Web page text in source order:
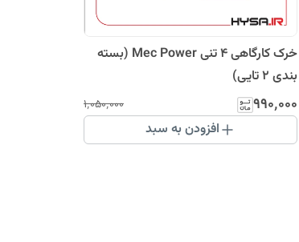
خرک کارگاهی 4 تنی Mec Power (بسته
بندی 2 تایی)
۹۹۰٬۰۰۰ ۱٬۰۵۰٬۰۰۰
افزودن به سبد